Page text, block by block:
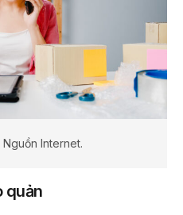
Nguồn Internet.
quản